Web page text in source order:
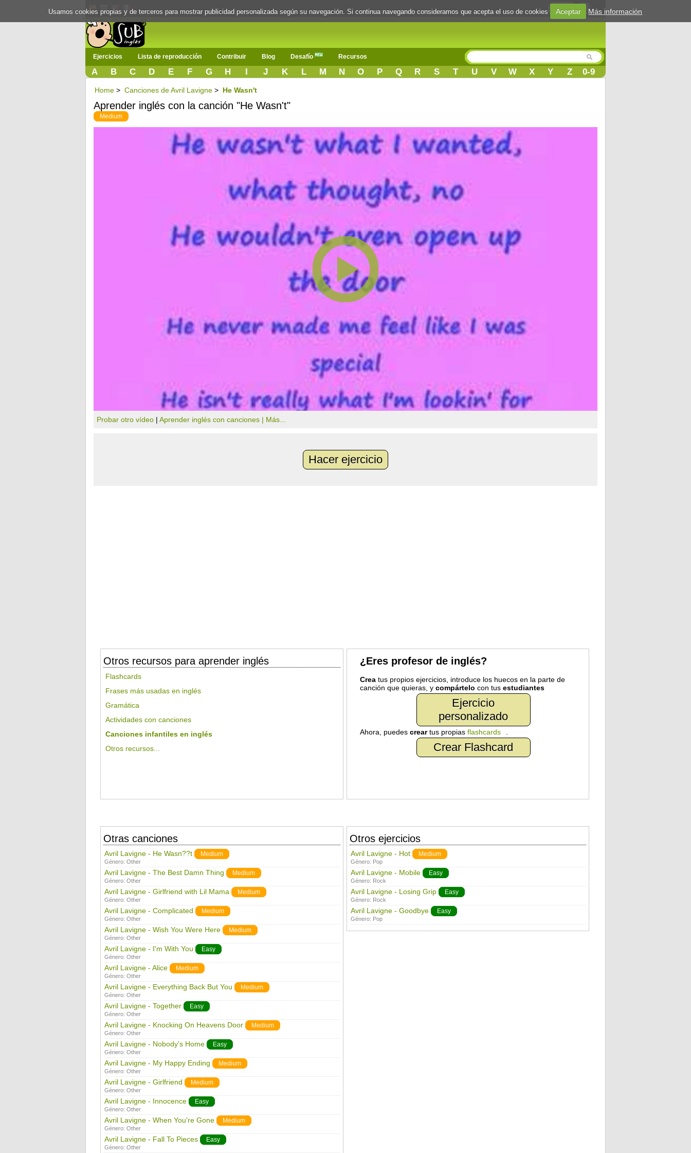
Login
Ejercicios Lista de reproducción Contribuir Blog Desafío Recursos
A B C D E F G H I J K L M N O P Q R S T U V W X Y Z 0-9
Home > Canciones de Avril Lavigne > He Wasn't
Aprender inglés con la canción "He Wasn't"
Medium
Probar otro vídeo | Aprender inglés con canciones | Más...
Hacer ejercicio
Otros recursos para aprender inglés
Flashcards
Frases más usadas en inglés
Gramática
Actividades con canciones
Canciones infantiles en inglés
Otros recursos...
¿Eres profesor de inglés?
Creatus propios ejercicios, introduce los huecos en la parte de
canción que quieras, y compártelo con tus estudiantes
Ejercicio
personalizado
Ahora, puedes creartus propias flashcards .
Crear Flashcard
Otras canciones
Avril Lavigne - He Wasn??t Medium
Género: Other
Avril Lavigne - The Best Damn Thing Medium
Género: Other
Avril Lavigne - Girlfriend with Lil Mama Medium
Género: Other
Avril Lavigne - Complicated Medium
Género: Other
Avril Lavigne - Wish You Were Here Medium
Género: Other
Avril Lavigne - I'm With You Easy
Género: Other
Avril Lavigne - Alice Medium
Género: Other
Avril Lavigne - Everything Back But You Medium
Género: Other
Avril Lavigne - Together Easy
Género: Other
Avril Lavigne - Knocking On Heavens Door Medium
Género: Other
Avril Lavigne - Nobody's Home Easy
Género: Other
Avril Lavigne - My Happy Ending Medium
Género: Other
Avril Lavigne - Girlfriend Medium
Género: Other
Avril Lavigne - Innocence Easy
Género: Other
Avril Lavigne - When You're Gone Medium
Género: Other
Avril Lavigne - Fall To Pieces Easy
Género: Other
Otros ejercicios
Avril Lavigne - Hot Medium
Género: Pop
Avril Lavigne - Mobile Easy
Género: Rock
Avril Lavigne - Losing Grip Easy
Género: Rock
Avril Lavigne - Goodbye Easy
Género: Pop
Usamos cookies propias y de terceros para mostrar publicidad personalizada según su navegación. Si continua navegando consideramos que acepta el uso de cookies Aceptar Más información